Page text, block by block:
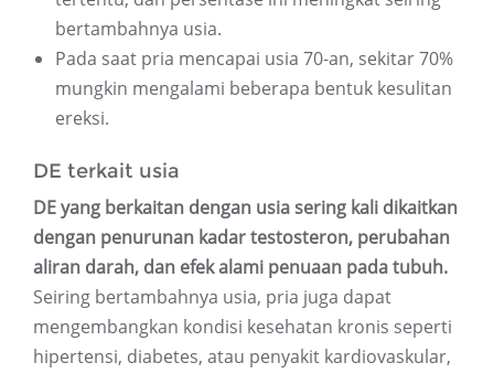
bertambahnya usia.
Pada saat pria mencapai usia 70-an, sekitar 70%
mungkin mengalami beberapa bentuk kesulitan
ereksi.
DE terkait usia
DE yang berkaitan dengan usia sering kali dikaitkan
dengan penurunan kadar testosteron, perubahan
aliran darah, dan efek alami penuaan pada tubuh.
Seiring bertambahnya usia, pria juga dapat
mengembangkan kondisi kesehatan kronis seperti
hipertensi, diabetes, atau penyakit kardiovaskular,